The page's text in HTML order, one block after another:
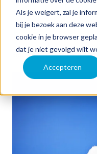
Als je weigert, zal je
bij je bezoek aan deze
cookie in je browser
dat je niet gevolgd wilt
Accepteren
passende
Strictop wo 3 aug 2016